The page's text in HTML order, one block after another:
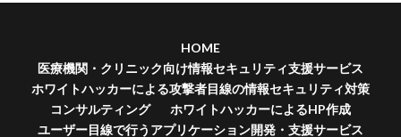
HOME
医療機関・クリニック向け情報セキュリティ支援サービス
ホワイトハッカーによる攻撃者目線の情報セキュリティ対策
コンサルティング
ホワイトハッカーによるHP作成
ユーザー目線で行うアプリケーション開発・支援サービス